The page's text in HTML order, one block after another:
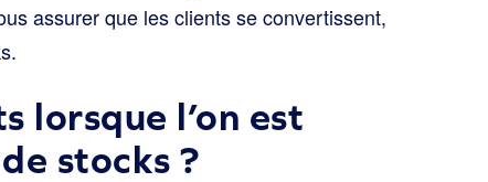
assurer que les clients se convertissent,
lorsque l’on est
stocks ?